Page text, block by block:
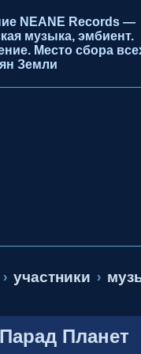
NEANE Records —
музыка, эмбиент.
Место сбора
Земли
› участники ›
Парад Планет